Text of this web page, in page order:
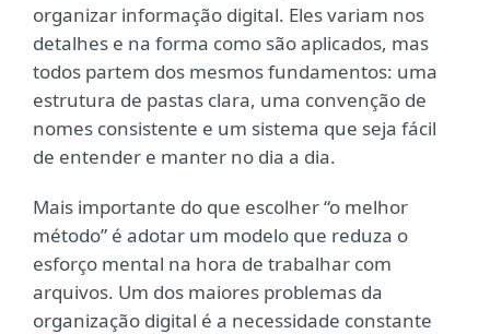
organizar informação digital. Eles variam nos
detalhes e na forma como são aplicados, mas
todos partem dos mesmos fundamentos: uma
estrutura de pastas clara, uma convenção de
nomes consistente e um sistema que seja fácil
de entender e manter no dia a dia.
Mais importante do que escolher “o melhor
método” é adotar um modelo que reduza o
esforço mental na hora de trabalhar com
arquivos. Um dos maiores problemas da
organização digital é a necessidade constante